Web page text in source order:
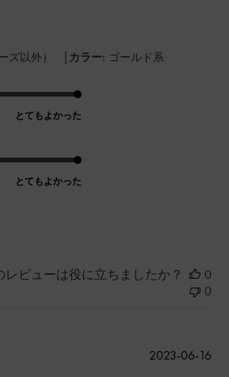
ズ以外） | カラー: ゴールド系
とてもよかった
とてもよかった
レビューは役に立ちましたか？
0
0
公
2023-06-16